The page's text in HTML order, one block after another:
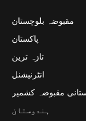
مقبوضہ بلوچستان
پاکستان
تازہ ترین
انٹرنیشنل
مقبوضہ کشمیر
ہندوستان